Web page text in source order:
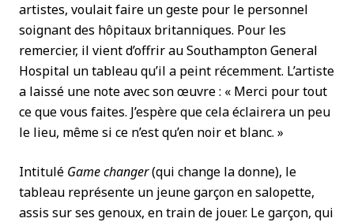
artistes, voulait faire un geste pour le personnel
soignant des hôpitaux britanniques. Pour les
remercier, il vient d’offrir au Southampton General
Hospital un tableau qu’il a peint récemment. L’artiste
a laissé une note avec son œuvre : « Merci pour tout
ce que vous faites. J’espère que cela éclairera un peu
le lieu, même si ce n’est qu’en noir et blanc. »
Intitulé Game changer(qui change la donne), le
tableau représente un jeune garçon en salopette,
assis sur ses genoux, en train de jouer. Le garçon, qui